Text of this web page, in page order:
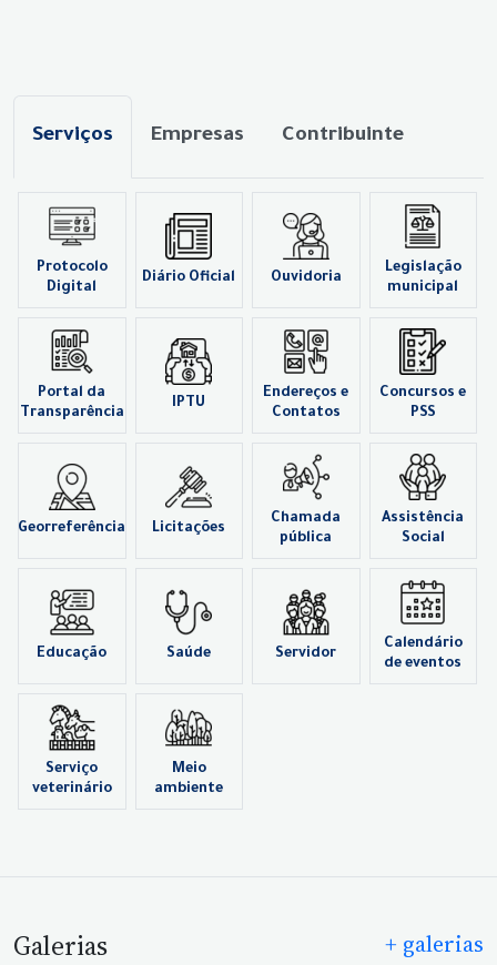
Serviços Empresas Contribuinte
Protocolo
Digital
Diário Oficial Ouvidoria
Legislação
municipal
Portal da
Transparência
IPTU
Endereços e
Contatos
Concursos e
PSS
Georreferência Licitações
Chamada
pública
Assistência
Social
Educação Saúde Servidor
Calendário
de eventos
Serviço
veterinário
Meio
ambiente
Galerias + galerias